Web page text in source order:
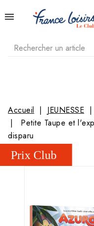
Accueil JEUNESSE
Petite Taupe et
disparu